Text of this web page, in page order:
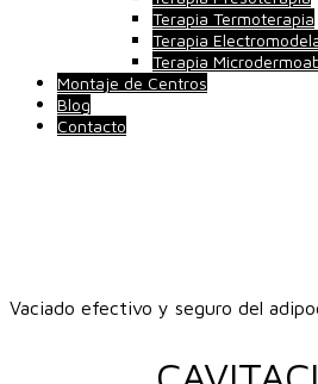
Terapia Termoterapia
Terapia
Terapia
Montaje de Centros
Blog
Contacto
Vaciado efectivo y seguro del